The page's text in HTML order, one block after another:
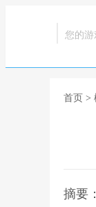
您的游
首页 >
摘要